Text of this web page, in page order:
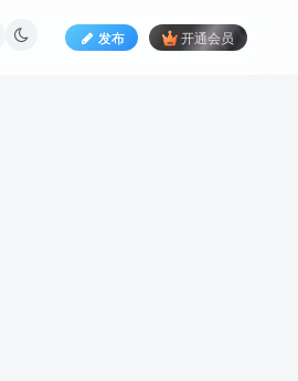
发布 开通会员